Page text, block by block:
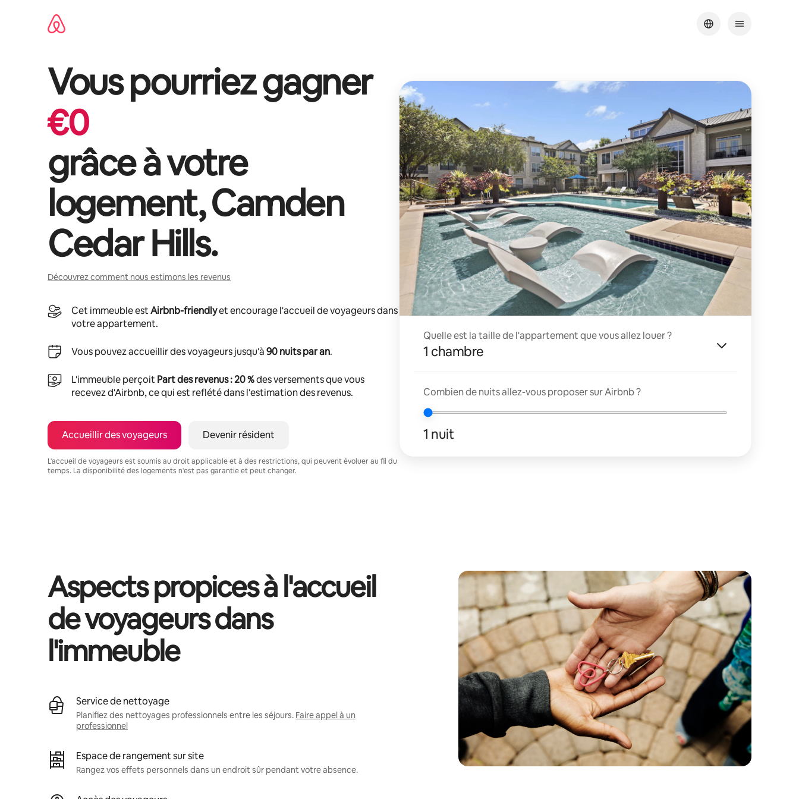
Vous pourriez gagner
€0
grâce à votre
logement,Camden
Cedar Hills.
Découvrez comment nous estimons les revenus
Cet immeuble estAirbnb-friendlyet encourage l'accueil de voyageurs dans
votre appartement.
Vous pouvez accueillir des voyageurs jusqu'à90 nuits par an.
L'immeuble perçoit Part des revenus : 20 %des versements que vous
recevez d'Airbnb, ce qui est reflété dans l'estimation des revenus.
Accueillir des voyageurs Devenir résident
L'accueil de voyageurs est soumis au droit applicable et à des restrictions, qui peuvent évoluer au fil du
temps. La disponibilité des logements n'est pas garantie et peut changer.
Quelle est la taille de l'appartement que vous allez louer ?
1 chambre
Combien de nuits allez-vous proposer sur Airbnb ?
1 nuit
Aspects propices à l'accueil
de voyageurs dans
l'immeuble
Service de nettoyage
Planifiez des nettoyages professionnels entre les séjours. Faire appel à un
professionnel
Espace de rangement sur site
Rangez vos effets personnels dans un endroit sûr pendant votre absence.